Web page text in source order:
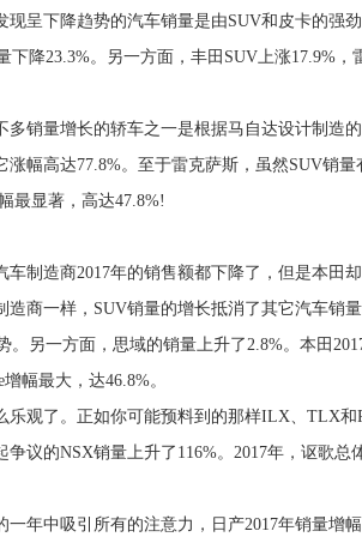
现呈下降趋势的汽车销量是由SUV和皮卡的强
下降23.3%。另一方面，丰田SUV上涨17.9%
多销量增长的轿车之一是根据马自达设计制造
涨幅高达77.8%。至于雷克萨斯，虽然SUV销
最显著，高达47.8%!
车制造商2017年的销售额都下降了，但是本田
造商一样，SUV销量的增长抵消了其它汽车销
。另一方面，思域的销量上升了2.8%。本田
幅最大，达46.8%。
乐观了。正如你可能预料到的那样ILX、TLX
议的NSX销量上升了116%。2017年，讴歌总
一年中吸引所有的注意力，日产2017年销量增